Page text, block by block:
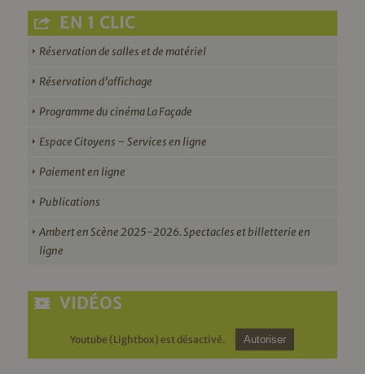
EN 1 CLIC
Réservation de salles et de matériel
Réservation d’affichage
Programme du cinéma La Façade
Espace Citoyens – Services en ligne
Paiement en ligne
Publications
Ambert en Scène 2025-2026. Spectacles et billetterie en
ligne
VIDÉOS
Youtube (Lightbox) est désactivé. Autoriser